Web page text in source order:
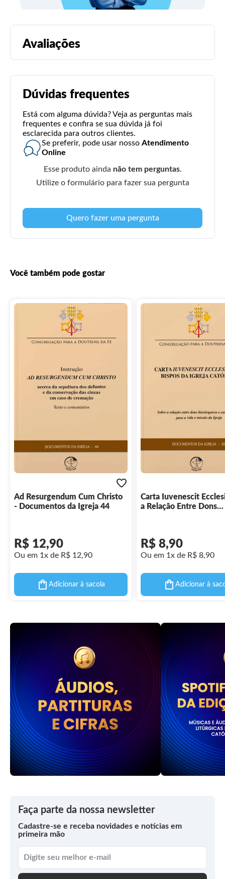
Avaliações
Dúvidas frequentes
Está com alguma dúvida? Veja as perguntas mais
frequentes e confira se sua dúvida já foi
esclarecida para outros clientes.
Se preferir, pode usar nosso Atendimento
Online
Esse produto ainda não tem perguntas.
Utilize o formulário para fazer sua pergunta
Quero fazer uma pergunta
Você também pode gostar
Ad Resurgendum Cum Christo
- Documentos da Igreja 44
R$ 12,90
Ou em 1x de R$ 12,90
Adicionar à sacola
Carta Iuvenescit
a Relação Entre Dons
R$ 8,90
Ou em 1x de R$ 8,90
Adicionar à
Faça parte da nossa newsletter
Cadastre-se e receba novidades e notícias em
primeira mão